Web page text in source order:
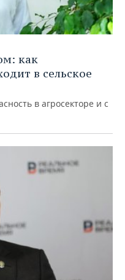
как
в сельское
в агросекторе и с